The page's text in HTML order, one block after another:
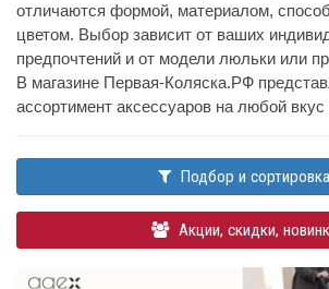
отличаются формой, материалом,
цветом. Выбор зависит от ваших
предпочтений и от модели люльки или
В магазине Первая-Коляска.РФ
ассортимент аксессуаров на любой
Подбор и сортировка
Акции, скидки,